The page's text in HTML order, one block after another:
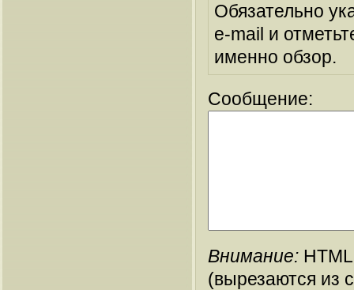
Обязательно
e-mail и
именно обзор.
Сообщение:
Внимание:
(вырезаются из